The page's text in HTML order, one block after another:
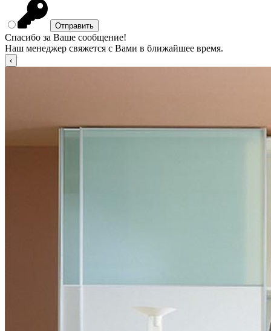
Спасибо за Ваше сообщение!
Наш менеджер свяжется с Вами в ближайшее время.